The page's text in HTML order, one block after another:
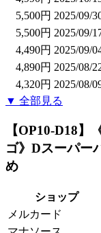
5,500円 2025/09/
5,500円 2025/09/
4,490円 2025/09/
4,890円 2025/08/
4,320円 2025/08/
▼ 全部見る
【OP10-D18
ゴ》Dスーパー
め
ショップ
メルカード